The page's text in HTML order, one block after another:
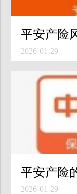
2026-01-29
2026-01-29